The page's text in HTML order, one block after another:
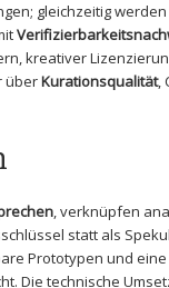
gleichzeitig
kreativer
über​Kurationsqualität,⁢
, verknüpfen
statt als
Prototypen ‍und
Die technische